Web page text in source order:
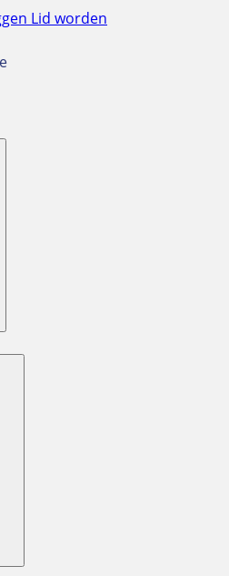
Lid worden